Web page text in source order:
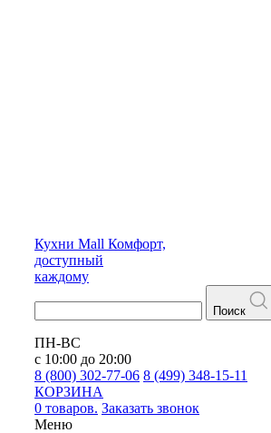
Кухни Mall Комфорт,
доступный
каждому
Поиск
ПН-ВС
с 10:00 до 20:00
8 (800) 302-77-06 8 (499) 348-15-11
КОРЗИНА
0 товаров. Заказать звонок
Меню